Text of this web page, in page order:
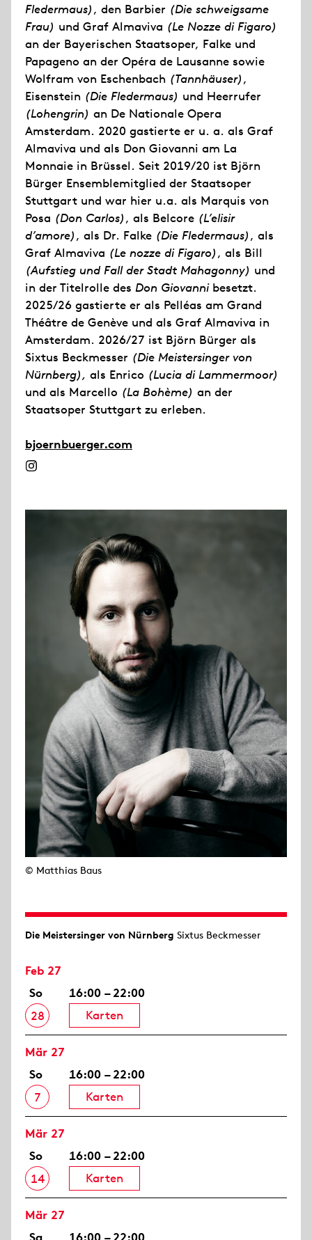
Fledermaus), den Barbier (Die schweigsame
Frau) und Graf Almaviva (Le Nozze di Figaro)
an der Bayerischen Staatsoper, Falke und
Papageno an der Opéra de Lausanne sowie
Wolfram von Eschenbach (Tannhäuser),
Eisenstein (Die Fledermaus) und Heerrufer
(Lohengrin) an De Nationale Opera
Amsterdam. 2020 gastierte er u. a. als Graf
Almaviva und als Don Giovanni am La
Monnaie in Brüssel. Seit 2019/20 ist Björn
Bürger Ensemblemitglied der Staatsoper
Stuttgart und war hier u.a. als Marquis von
Posa (Don Carlos), als Belcore (L’elisir
d’amore), als Dr. Falke (Die Fledermaus), als
Graf Almaviva (Le nozze di Figaro), als Bill
(Aufstieg und Fall der Stadt Mahagonny) und
in der Titelrolle des Don Giovannibesetzt.
2025/26 gastierte er als Pelléas am Grand
Théâtre de Genève und als Graf Almaviva in
Amsterdam. 2026/27 ist Björn Bürger als
Sixtus Beckmesser (Die Meistersinger von
Nürnberg), als Enrico (Lucia di Lammermoor)
und als Marcello (La Bohème) an der
Staatsoper Stuttgart zu erleben.
bjoernbuerger.com
© Matthias Baus
Die Meistersinger von Nürnberg Sixtus Beckmesser
Feb 27
So
28
16:00 – 22:00
Karten
Mär 27
So
7
16:00 – 22:00
Karten
Mär 27
So
14
16:00 – 22:00
Karten
Mär 27